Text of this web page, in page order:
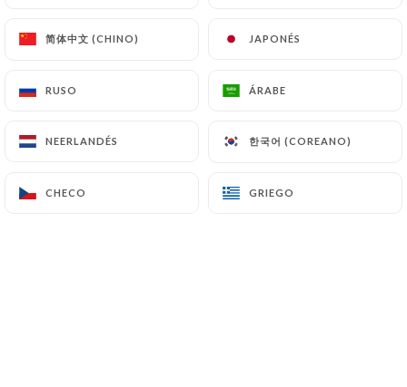
简体中文 (CHINO) JAPONÉS
RUSO ÁRABE
NEERLANDÉS 한국어 (COREANO)
CHECO GRIEGO
简体中文 (CHINO) JAPONÉS
RUSO ÁRABE
NEERLANDÉS 한국어 (COREANO)
CHECO GRIEGO